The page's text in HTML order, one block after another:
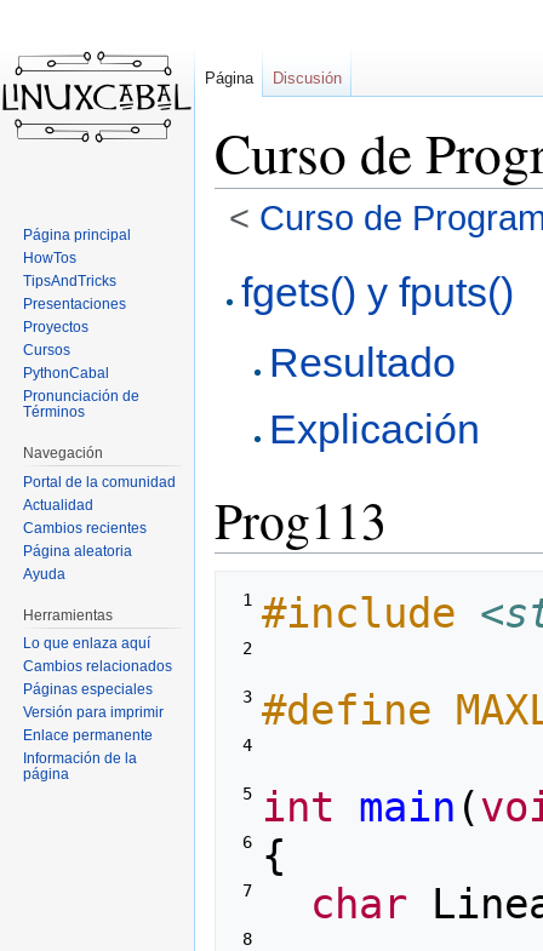
Curso de
< Curso de
navegación
búsqueda
fgets() y fputs()
Resultado
Explicación
Prog113
1 #include
2
3 #define
4
5 int main (
6 {
7 char
8
Página Discusión
Página principal
HowTos
TipsAndTricks
Presentaciones
Proyectos
Cursos
PythonCabal
Pronunciación de
Términos
Navegación
Portal de la comunidad
Actualidad
Cambios recientes
Página aleatoria
Ayuda
Herramientas
Lo que enlaza aquí
Cambios relacionados
Páginas especiales
Versión para imprimir
Enlace permanente
Información de la
página